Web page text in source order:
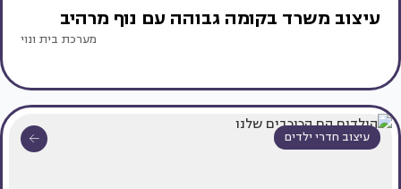
עיצוב משרד בקומה גבוהה עם נוף מרהיב
מערכת בית ונוי
עיצוב חדרי ילדים